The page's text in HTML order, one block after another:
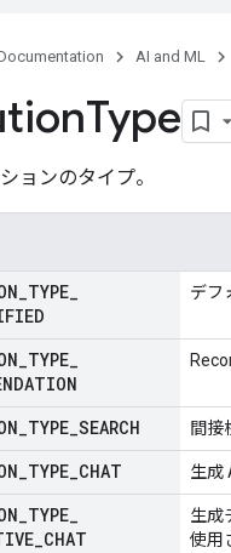
AI and ML
Type
ョンのタイプ。
TYPE デフ
TYPE
TYPE SEARCH 間接
TYPE CHAT 生成
TYPE
CHAT
生成
使用